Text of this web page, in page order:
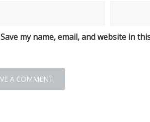
Save my name, email, and website in